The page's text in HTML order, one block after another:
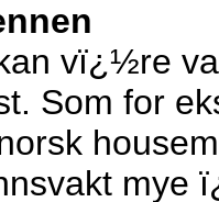
vï¿½re
Som for
mye